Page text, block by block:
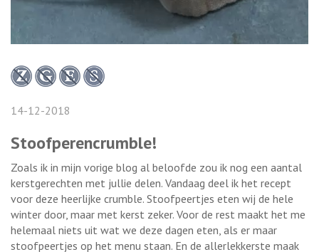
14-12-2018
Stoofperencrumble!
Zoals ik in mijn vorige blog al beloofde zou ik nog een aantal
kerstgerechten met jullie delen. Vandaag deel ik het recept
voor deze heerlijke crumble. Stoofpeertjes eten wij de hele
winter door, maar met kerst zeker. Voor de rest maakt het me
helemaal niets uit wat we deze dagen eten, als er maar
stoofpeertjes op het menu staan. En de allerlekkerste maak